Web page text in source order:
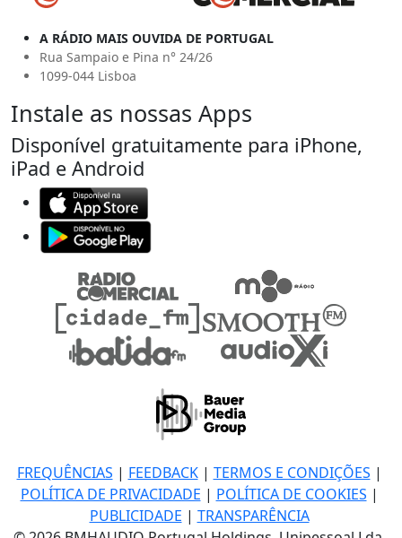
A RÁDIO MAIS OUVIDA DE PORTUGAL
Rua Sampaio e Pina n° 24/26
1099-044 Lisboa
Instale as nossas Apps
Disponível gratuitamente para iPhone,
iPad e Android
FREQUÊNCIAS | FEEDBACK| TERMOS E CONDIÇÕES |
POLÍTICA DE PRIVACIDADE | POLÍTICA DE COOKIES |
PUBLICIDADE | TRANSPARÊNCIA